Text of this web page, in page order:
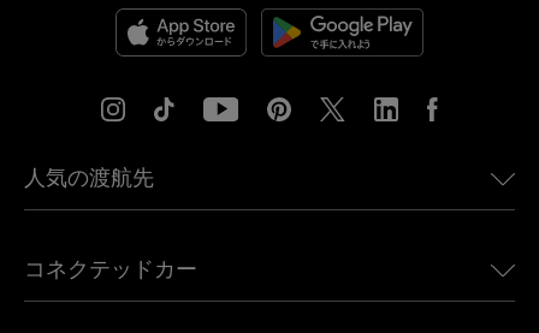
人気の渡航先
ヨーロッパ向けeSIM
コネクテッドカー